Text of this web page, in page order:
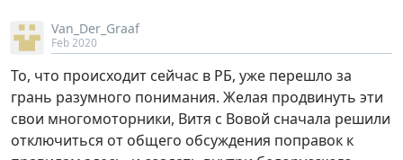
Van_Der_Graaf
Feb 2020
То, что происходит сейчас в РБ, уже перешло за
грань разумного понимания. Желая продвинуть эти
свои многомоторники, Витя с Вовой сначала решили
отключиться от общего обсуждения поправок к